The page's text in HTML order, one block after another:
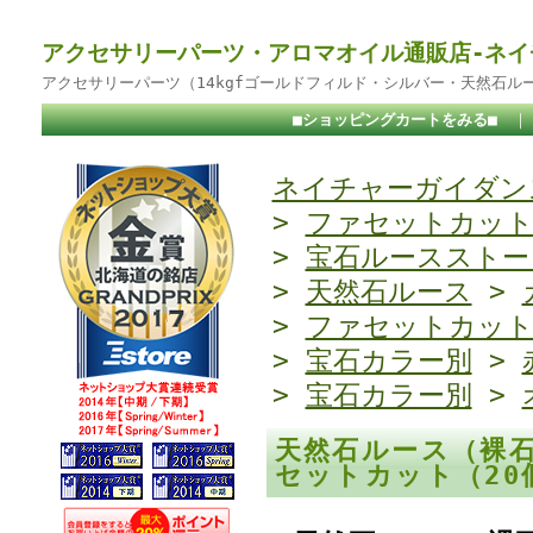
アクセサリーパーツ・アロマオイル通販店-ネ
アクセサリーパーツ（14kgfゴールドフィルド・シルバー・天然石ル
■ショッピングカートをみる■
ネイチャーガイダン
> ファセットカット
> 宝石ルーススト
> 天然石ルース >
> ファセットカット
> 宝石カラー別 >
> 宝石カラー別 >
天然石ルース（裸
セットカット（